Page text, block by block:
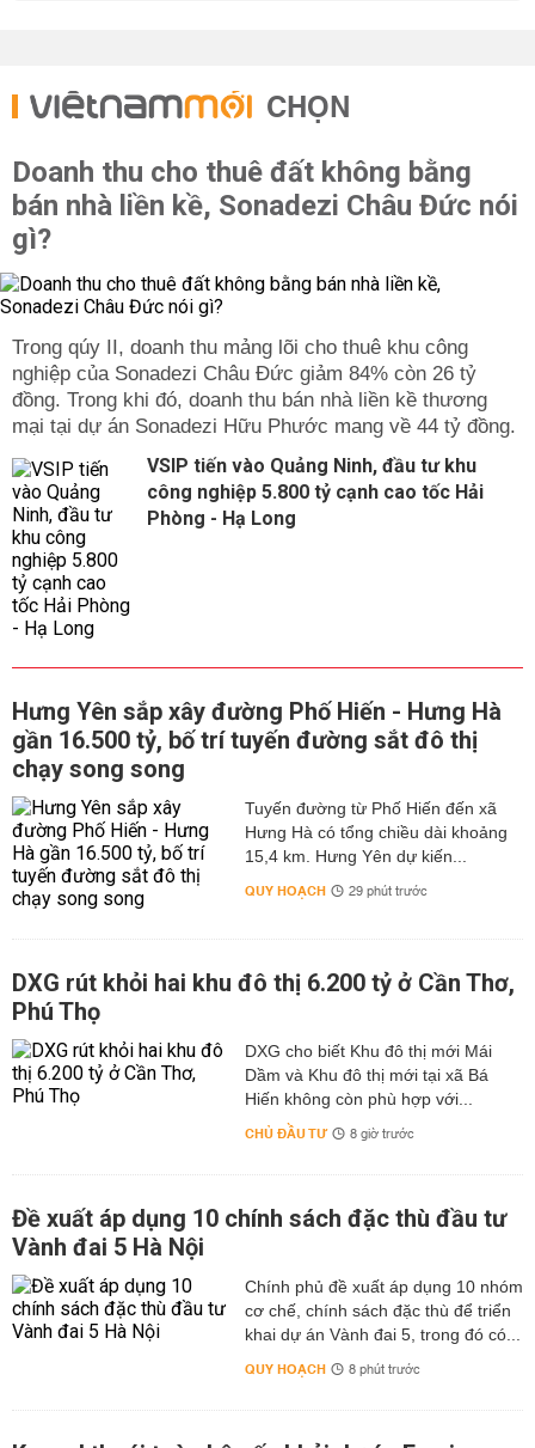
CHỌN
Doanh thu cho thuê đất không bằng
bán nhà liền kề, Sonadezi Châu Đức nói
gì?
Trong qúy II, doanh thu mảng lõi cho thuê khu công
nghiệp của Sonadezi Châu Đức giảm 84% còn 26 tỷ
đồng. Trong khi đó, doanh thu bán nhà liền kề thương
mại tại dự án Sonadezi Hữu Phước mang về 44 tỷ đồng.
VSIP tiến vào Quảng Ninh, đầu tư khu
công nghiệp 5.800 tỷ cạnh cao tốc Hải
Phòng - Hạ Long
Hưng Yên sắp xây đường Phố Hiến - Hưng Hà
gần 16.500 tỷ, bố trí tuyến đường sắt đô thị
chạy song song
Tuyến đường từ Phố Hiến đến xã
Hưng Hà có tổng chiều dài khoảng
15,4 km. Hưng Yên dự kiến...
QUY HOẠCH 29 phút trước
DXG rút khỏi hai khu đô thị 6.200 tỷ ở Cần Thơ,
Phú Thọ
DXG cho biết Khu đô thị mới Mái
Dầm và Khu đô thị mới tại xã Bá
Hiến không còn phù hợp với...
CHỦ ĐẦU TƯ 8 giờ trước
Đề xuất áp dụng 10 chính sách đặc thù đầu tư
Vành đai 5 Hà Nội
Chính phủ đề xuất áp dụng 10 nhóm
cơ chế, chính sách đặc thù để triển
khai dự án Vành đai 5, trong đó có...
QUY HOẠCH 8 phút trước